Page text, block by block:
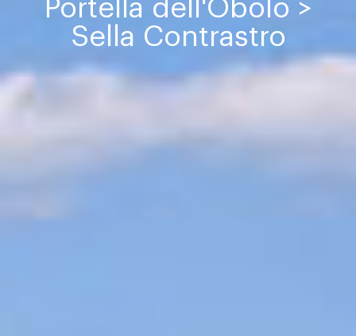
Portella dell'Obolo >
Sella Contrastro